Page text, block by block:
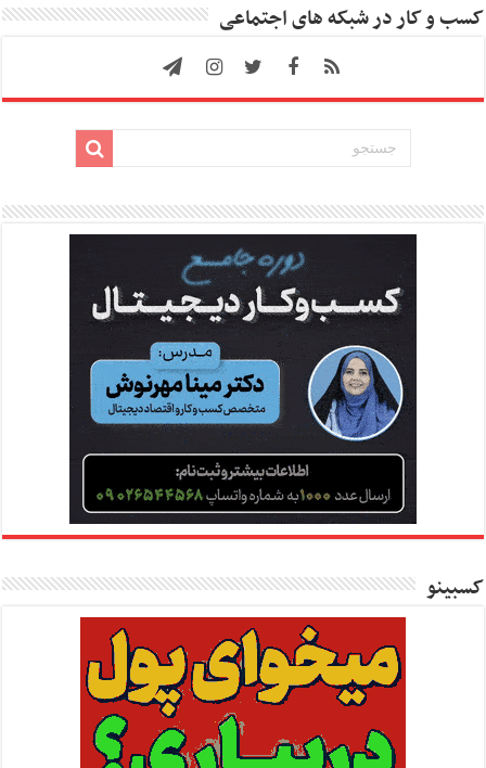
کسب و کار در شبکه های اجتماعی
کسبینو